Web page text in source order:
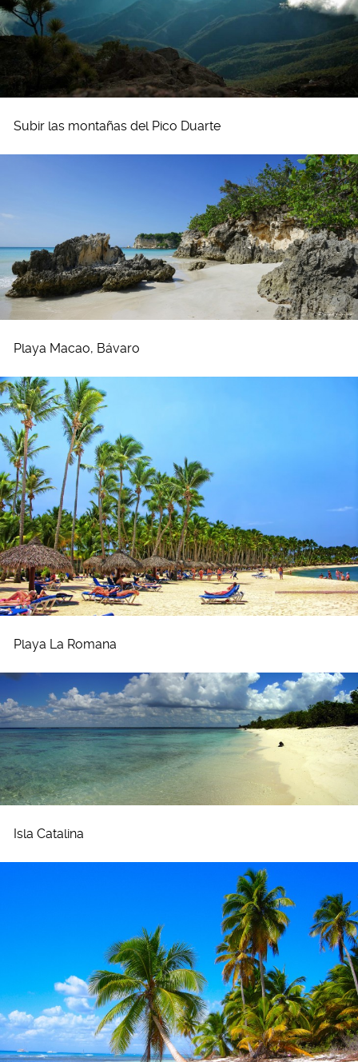
Subir las montañas del Pico Duarte
Playa Macao, Bávaro
Playa La Romana
Isla Catalina